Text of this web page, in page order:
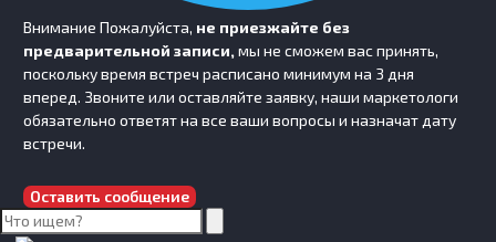
Внимание Пожалуйста, не приезжайте без
предварительной записи, мы не сможем вас принять,
поскольку время встреч расписано минимум на 3 дня
вперед. Звоните или оставляйте заявку, наши маркетологи
обязательно ответят на все ваши вопросы и назначат дату
встречи.
Оставить сообщение